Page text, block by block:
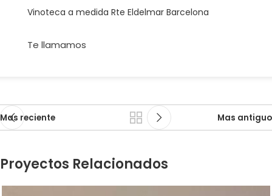
Vinoteca a medida Rte Eldelmar Barcelona
Te llamamos
Mas reciente Mas antiguo
Proyectos Relacionados